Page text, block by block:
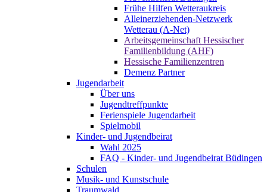
Frühe Hilfen Wetteraukreis
Alleinerziehenden-Netzwerk
Wetterau (A-Net)
Arbeitsgemeinschaft Hessischer
Familienbildung (AHF)
Hessische Familienzentren
Demenz Partner
Jugendarbeit
Über uns
Jugendtreffpunkte
Ferienspiele Jugendarbeit
Spielmobil
Kinder- und Jugendbeirat
Wahl 2025
FAQ - Kinder- und Jugendbeirat Büdingen
Schulen
Musik- und Kunstschule
Traumwald